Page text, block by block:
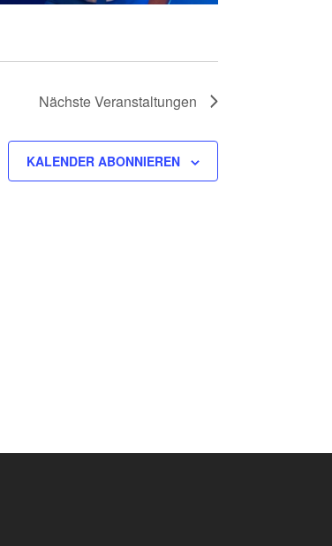
NächsteVeranstaltungen
KALENDER ABONNIEREN